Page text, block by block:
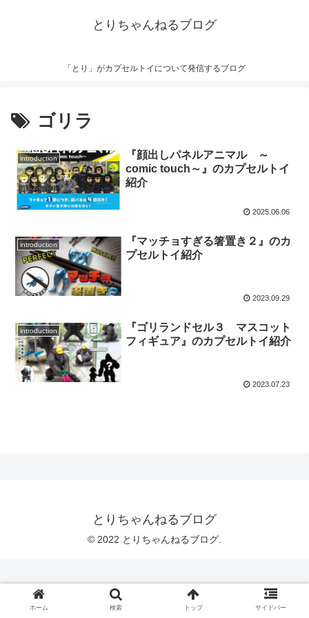
とりちゃんねるブログ
「とり」がカプセルトイについて発信するブログ
ゴリラ
introduction
『顔出しパネルアニマル ～
comic touch～』のカプセルトイ
紹介
2025.06.06
introduction
『マッチョすぎる箸置き２』のカ
プセルトイ紹介
2023.09.29
introduction
『ゴリランドセル３ マスコット
フィギュア』のカプセルトイ紹介
2023.07.23
とりちゃんねるブログ
© 2022 とりちゃんねるブログ.
ホーム 検索 トップ サイドバー